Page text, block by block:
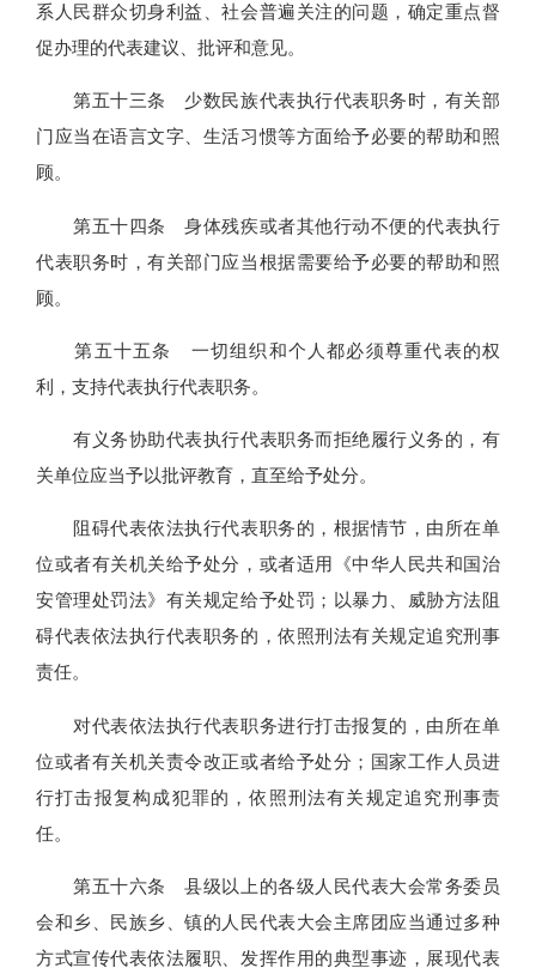
系人民群众切身利益、社会普遍关注的问题，确定重点督
促办理的代表建议、批评和意见。
第五十三条 少数民族代表执行代表职务时，有关部
门应当在语言文字、生活习惯等方面给予必要的帮助和照
顾。
第五十四条 身体残疾或者其他行动不便的代表执行
代表职务时，有关部门应当根据需要给予必要的帮助和照
顾。
第五十五条 一切组织和个人都必须尊重代表的权
利，支持代表执行代表职务。
有义务协助代表执行代表职务而拒绝履行义务的，有
关单位应当予以批评教育，直至给予处分。
阻碍代表依法执行代表职务的，根据情节，由所在单
位或者有关机关给予处分，或者适用《中华人民共和国治
安管理处罚法》有关规定给予处罚；以暴力、威胁方法阻
碍代表依法执行代表职务的，依照刑法有关规定追究刑事
责任。
对代表依法执行代表职务进行打击报复的，由所在单
位或者有关机关责令改正或者给予处分；国家工作人员进
行打击报复构成犯罪的，依照刑法有关规定追究刑事责
任。
第五十六条 县级以上的各级人民代表大会常务委员
会和乡、民族乡、镇的人民代表大会主席团应当通过多种
方式宣传代表依法履职、发挥作用的典型事迹，展现代表